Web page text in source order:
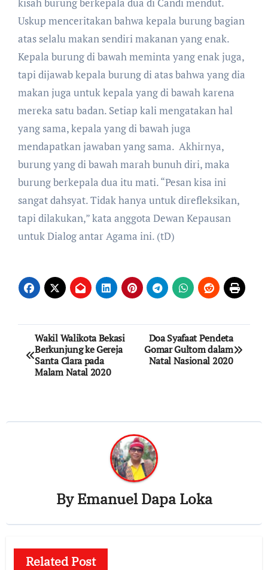
Uskup menceritakan bahwa kepala burung bagian
atas selalu makan sendiri makanan yang enak.
Kepala burung di bawah meminta yang enak juga,
tapi dijawab kepala burung di atas bahwa yang dia
makan juga untuk kepala yang di bawah karena
mereka satu badan. Setiap kali mengatakan hal
yang sama, kepala yang di bawah juga
mendapatkan jawaban yang sama. Akhirnya,
burung yang di bawah marah bunuh diri, maka
burung berkepala dua itu mati. “Pesan kisa ini
sangat dahsyat. Tidak hanya untuk direfleksikan,
tapi dilakukan,” kata anggota Dewan Kepausan
untuk Dialog antar Agama ini. (tD)
Post
navigation
Wakil Walikota Bekasi
Berkunjung ke Gereja
Santa Clara pada
Malam Natal 2020
Doa Syafaat Pendeta
Gomar Gultom dalam
Natal Nasional 2020
ByEmanuel Dapa Loka
Related Post